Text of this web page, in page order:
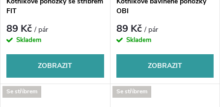
FIT
89 Kč/ pár
Skladem
ZOBRAZIT
OBI
89 Kč/ pár
Skladem
ZOBRAZIT
Se stříbrem Se stříbrem